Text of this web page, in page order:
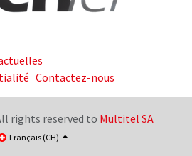
Contactez-nous
rights reserved to Multitel SA
Français (CH)